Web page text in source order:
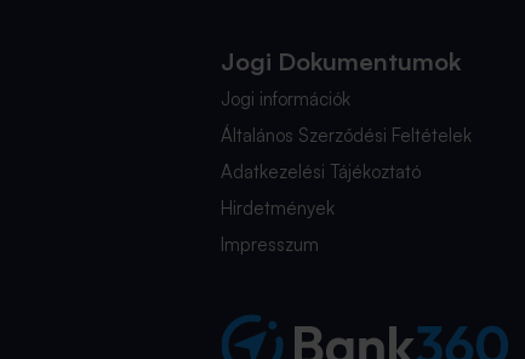
Jogi Dokumentumok
Jogi információk
Általános Szerződési Feltételek
Adatkezelési Tájékoztató
Hirdetmények
Impresszum